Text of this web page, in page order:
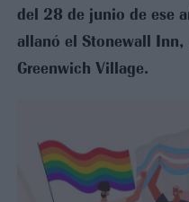
del 28 de junio de ese
allanó el Stonewall
Greenwich Village.